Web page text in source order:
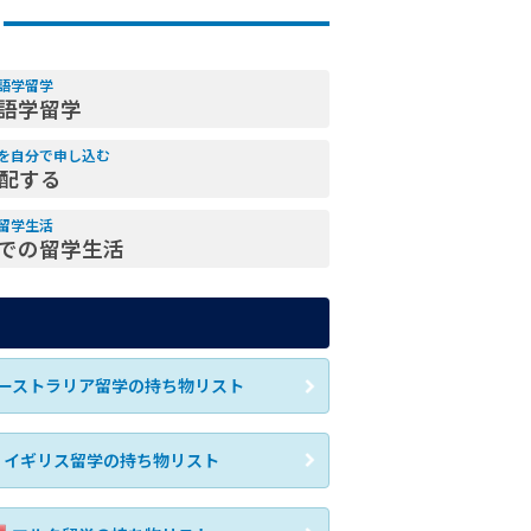
学留学
学留学
自分で申し込む
する
学生活
の留学生活
ストラリア留学の持ち物リスト
イギリス留学の持ち物リスト